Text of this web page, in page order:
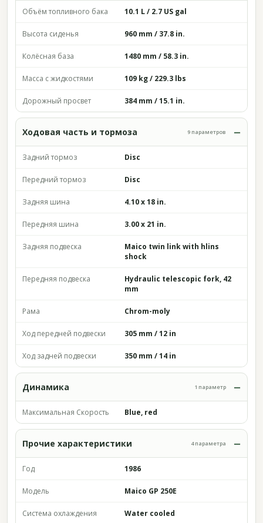
Объём топливного бака 10.1 L / 2.7 US gal
Высота сиденья 960 mm / 37.8 in.
Колёсная база 1480 mm / 58.3 in.
Масса с жидкостями 109 kg / 229.3 lbs
Дорожный просвет 384 mm / 15.1 in.
Ходовая часть и тормоза 9 параметров
Задний тормоз Disc
Передний тормоз Disc
Задняя шина 4.10 x 18 in.
Передняя шина 3.00 x 21 in.
Задняя подвеска
Maico twin link with hlins
shock
Передняя подвеска
Hydraulic telescopic fork, 42
mm
Рама Chrom-moly
Ход передней подвески 305 mm / 12 in
Ход задней подвески 350 mm / 14 in
Динамика 1 параметр
Максимальная Скорость Blue, red
Прочие характеристики 4 параметра
Год 1986
Модель Maico GP 250E
Система охлаждения Water cooled